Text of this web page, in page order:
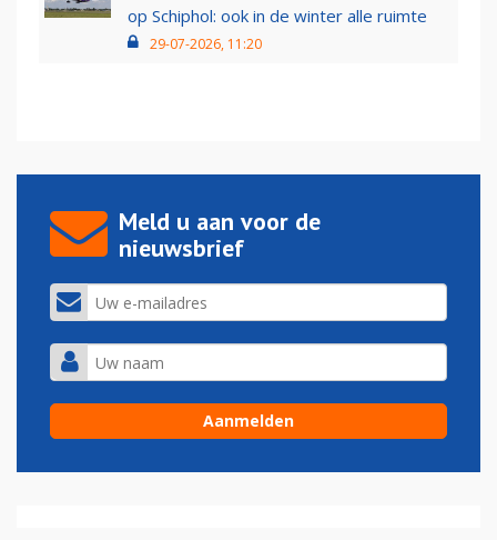
op Schiphol: ook in de winter alle ruimte
29-07-2026, 11:20
Meld u aan voor de
nieuwsbrief